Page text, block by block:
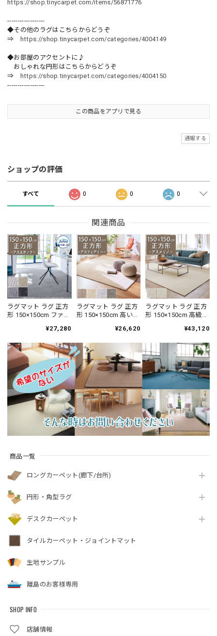
商品一覧
ロングカーペット(廊下/台所)
円形・角型ラグ
デスクカーペット
タイルカーペット・ジョイントマット
生地サンプル
離島のお客様専用
SHOP INFO
店舗情報
https://shop.tinycarpet.com/items/56871776
------------------
◆その他のラグはこちらからどうぞ
⇒
https://shop.tinycarpet.com/categories/4004149
◆お部屋のアクセントに♪
おしゃれな円形はこちらからどうぞ
⇒
https://shop.tinycarpet.com/categories/4004150
------------------
この商品をアプリで見る
通報する
ショップの評価
すべて 0 0 0
関連商品
ラグマット ラグ 正方
形 150×150cm ファブ
「消臭＋抗菌」のダ
いの元を90％以上カ
ット！シックな濃淡
カラーの杢調 ドット
デザイン 全4色 防炎
ラベル付『アスエポ
ック/EPC』
¥27,280
ラグマット ラグ 正方
形 150×150cm 高い耐
性の防汚カーペッ
取れやすく日々のお
手入れ簡単♪落ち着
いたニュアンスカラ
ーのサキソニータイ
プ 無地 全4色 防炎ラ
ベル付『アスフェア
リー/FAY』
¥26,620
ラグマット ラグ 正方
形 150×150cm 高級な
だけを使用したウー
合いの異なる2種類の
ループタイプ 防炎ラ
ベル付『アスメリ
ノ/MRN』
¥43,120